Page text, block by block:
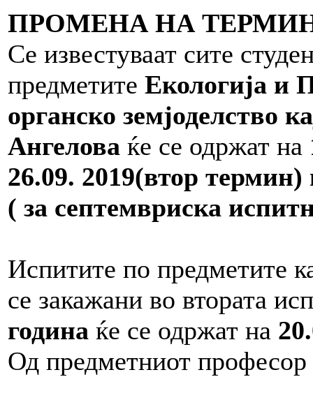
ПРОМЕНА НА
Се известуваат сите
предметите Екологија и
органско земјоделство
Ангелова ќе се одржат на
26.09. 2019(втор термин)
( за септемвриска
Испитите по предметите
се закажани во втората
година ќе се одржат на
Од предметниот професор